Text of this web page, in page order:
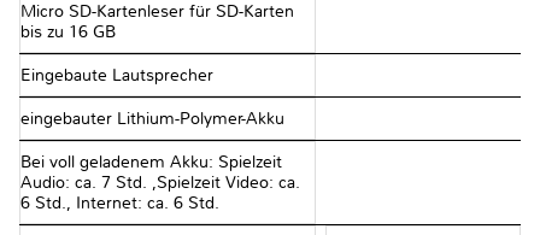
Micro SD-Kartenleser für SD-Karten
bis zu 16 GB
Eingebaute Lautsprecher
eingebauter Lithium-Polymer-Akku
Bei voll geladenem Akku: Spielzeit
Audio: ca. 7 Std. ,Spielzeit Video: ca.
6 Std., Internet: ca. 6 Std.